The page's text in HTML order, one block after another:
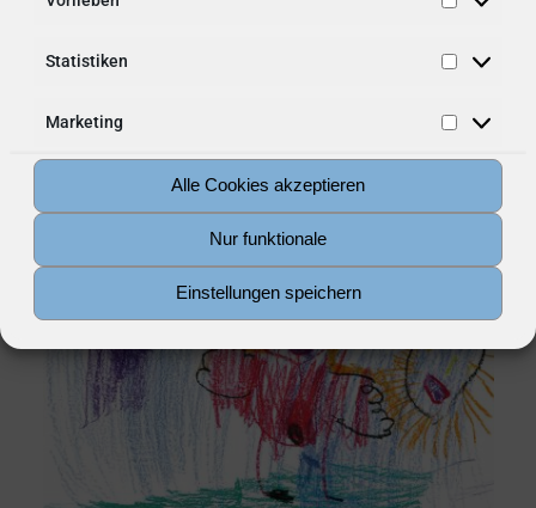
Statistiken
Marketing
Alle Cookies akzeptieren
Nur funktionale
Einstellungen speichern